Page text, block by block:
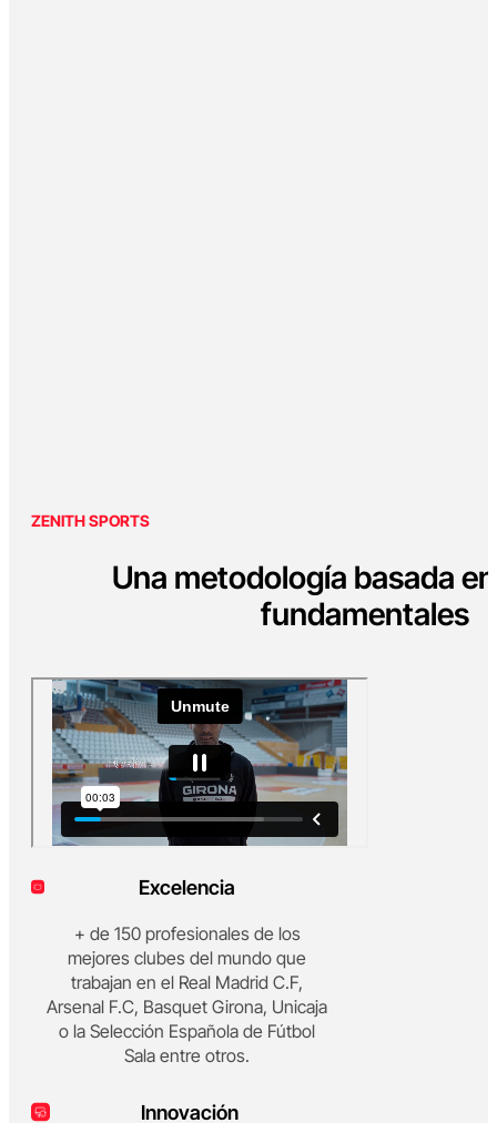
ZENITH SPORTS
Una metodología basada
fundamentales
Excelencia
+ de 150 profesionales de los
mejores clubes del mundo que
trabajan en el Real Madrid C.F,
Arsenal F.C, Basquet Girona, Unicaja
o la Selección Española de Fútbol
Sala entre otros.
Innovación